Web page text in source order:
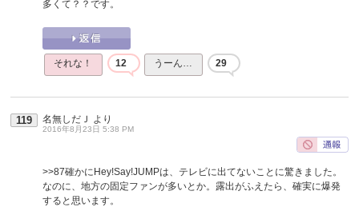
多くて？？です。
それな！ 12 うーん… 29
119 名無しだＪ より
2016年8月23日 5:38 PM
>>87確かにHey!Say!JUMPは、テレビに出てないことに驚きました。
なのに、地方の固定ファンが多いとか。露出がふえたら、確実に爆発
すると思います。